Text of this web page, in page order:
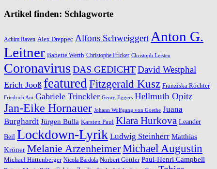
Artikel finden: Schlagworte
Achim Raven Alex Dreppec Alfons Schweiggert Anton G.
Leitner Babette Werth Christophe Fricker Christoph Leisten
Coronavirus DAS GEDICHTDavid Westphal
Erich Jooß featuredFitzgerald Kusz Franziska Röchter
Friedrich Ani Gabriele Trinckler Georg Eggers Hellmuth Opitz
Jan-Eike Hornauer Johann Wolfgang von Goethe Juana
Burghardt Jürgen Bulla Karsten Paul Klara Hurkova Leander
Beil Lockdown-Lyrik Ludwig Steinherr Matthias
Kröner Melanie ArzenheimerMichael Augustin
Michael Hüttenberger Nicola Bardola Norbert Göttler Paul-Henri Campbell